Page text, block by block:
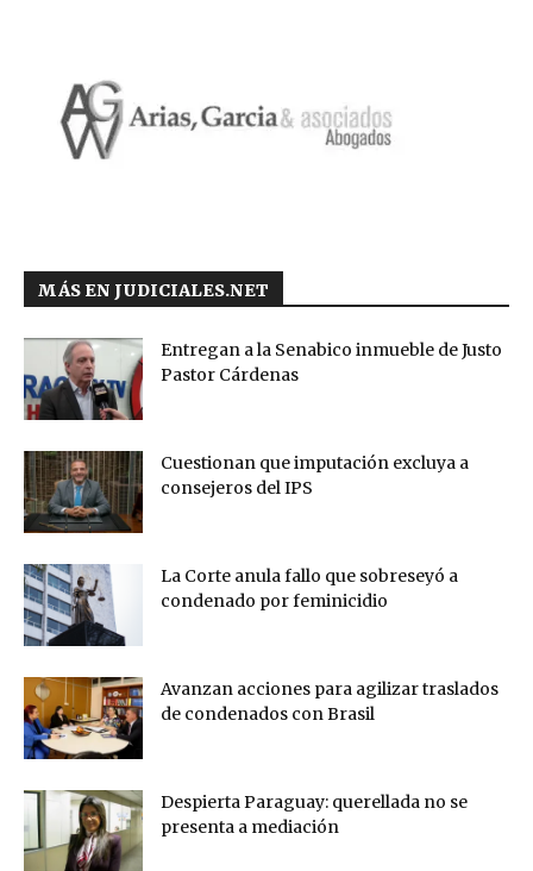
MÁS EN JUDICIALES.NET
Entregan a la Senabico inmueble de Justo
Pastor Cárdenas
Cuestionan que imputación excluya a
consejeros del IPS
La Corte anula fallo que sobreseyó a
condenado por feminicidio
Avanzan acciones para agilizar traslados
de condenados con Brasil
Despierta Paraguay: querellada no se
presenta a mediación